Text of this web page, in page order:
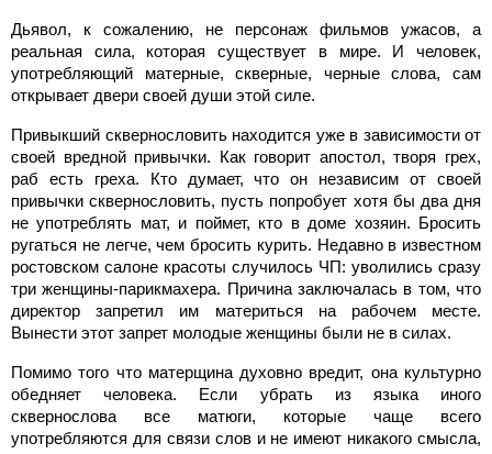
Дьявол, к сожалению, не персонаж фильмов ужасов, а
реальная сила, которая существует в мире. И человек,
употребляющий матерные, скверные, черные слова, сам
открывает двери своей души этой силе.
Привыкший сквернословить находится уже в зависимости от
своей вредной привычки. Как говорит апостол, творя грех,
раб есть греха. Кто думает, что он независим от своей
привычки сквернословить, пусть попробует хотя бы два дня
не употреблять мат, и поймет, кто в доме хозяин. Бросить
ругаться не легче, чем бросить курить. Недавно в известном
ростовском салоне красоты случилось ЧП: уволились сразу
три женщины-парикмахера. Причина заключалась в том, что
директор запретил им материться на рабочем месте.
Вынести этот запрет молодые женщины были не в силах.
Помимо того что матерщина духовно вредит, она культурно
обедняет человека. Если убрать из языка иного
сквернослова все матюги, которые чаще всего
употребляются для связи слов и не имеют никакого смысла,